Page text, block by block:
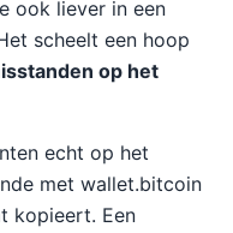
ook liever in een
scheelt een hoop
op het
echt op het
met wallet.bitcoin
kopieert. Een